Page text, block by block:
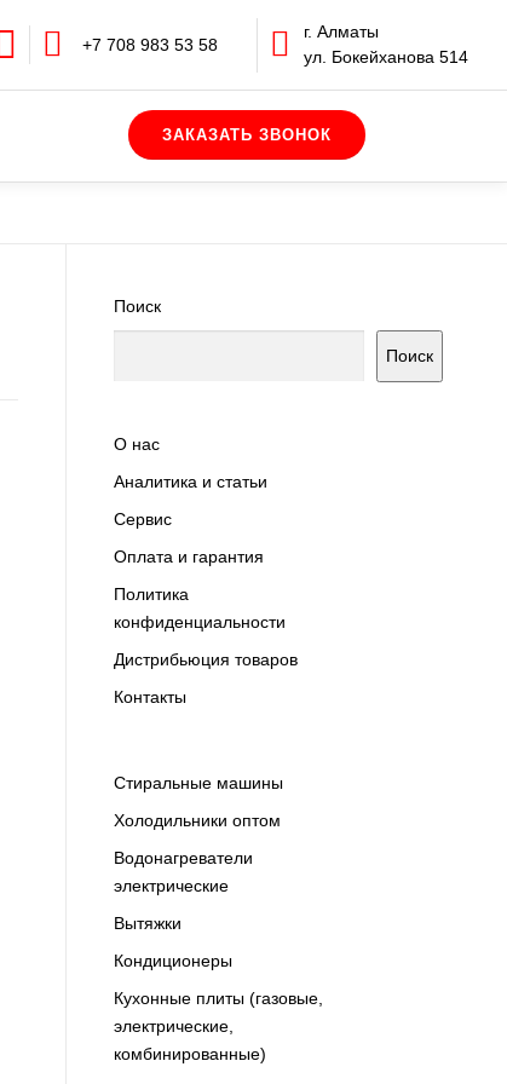
+7 708 983 53 58
г. Алматы
ул. Бокейханова 514
Поиск
Поиск
О нас
Аналитика и статьи
Сервис
Оплата и гарантия
Политика
конфиденциальности
Дистрибьюция товаров
Контакты
Cтиральные машины
Холодильники оптом
Водонагреватели
электрические
Вытяжки
Кондиционеры
Кухонные плиты (газовые,
электрические,
комбинированные)